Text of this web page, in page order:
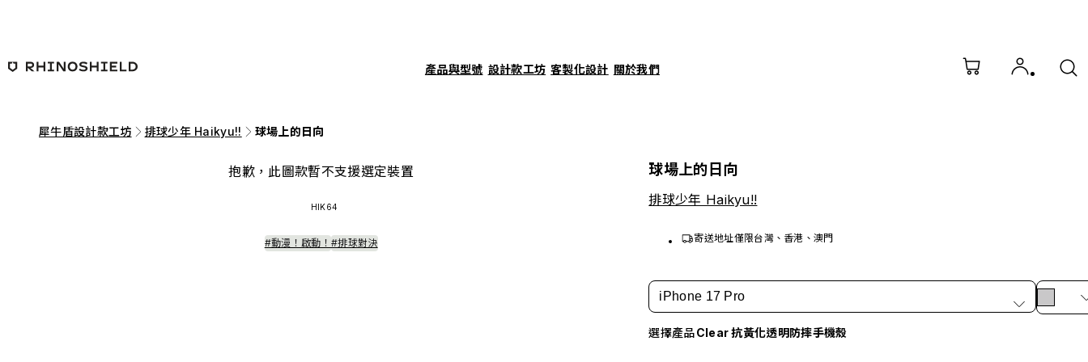
產品與型號 設計款工坊 客製化設計 關於我們
犀牛盾設計款工坊 排球少年 Haikyu!! 球場上的日向
抱歉，此圖款暫不支援選定裝置
HIK64
#動漫！啟動！ #排球對決
球場上的日向
排球少年 Haikyu!!
寄送地址僅限台灣、香港、澳門
iPhone 17 Pro
選擇產品Clear 抗黃化透明防摔手機殼